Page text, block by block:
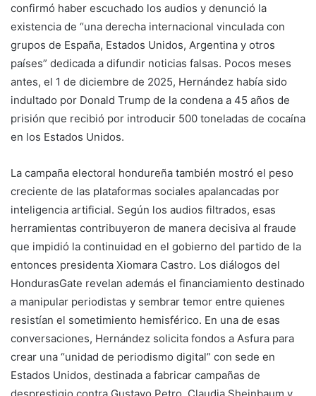
confirmó haber escuchado los audios y denunció la
existencia de “una derecha internacional vinculada con
grupos de España, Estados Unidos, Argentina y otros
países” dedicada a difundir noticias falsas. Pocos meses
antes, el 1 de diciembre de 2025, Hernández había sido
indultado por Donald Trump de la condena a 45 años de
prisión que recibió por introducir 500 toneladas de cocaína
en los Estados Unidos.
La campaña electoral hondureña también mostró el peso
creciente de las plataformas sociales apalancadas por
inteligencia artificial. Según los audios filtrados, esas
herramientas contribuyeron de manera decisiva al fraude
que impidió la continuidad en el gobierno del partido de la
entonces presidenta Xiomara Castro. Los diálogos del
HondurasGate revelan además el financiamiento destinado
a manipular periodistas y sembrar temor entre quienes
resistían el sometimiento hemisférico. En una de esas
conversaciones, Hernández solicita fondos a Asfura para
crear una “unidad de periodismo digital” con sede en
Estados Unidos, destinada a fabricar campañas de
desprestigio contra Gustavo Petro, Claudia Sheinbaum y